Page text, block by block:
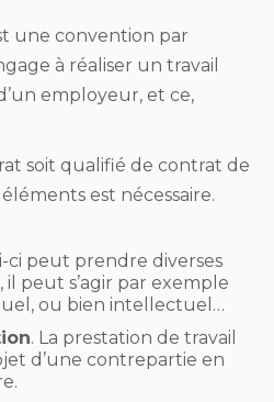
une convention par
à réaliser un travail
employeur, et ce,
soit qualifié de contrat de
est nécessaire.
ci peut prendre diverses
il peut s’agir par exemple
ou bien intellectuel…
. La prestation de travail
d’une contrepartie en